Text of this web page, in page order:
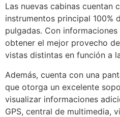
Las nuevas cabinas cuentan
instrumentos principal 100%
pulgadas. Con
obtener el mejor provecho
vistas distintas en función a
Además, cuenta con una
que otorga un excelente
visualizar informaciones
GPS, central de multimedia,